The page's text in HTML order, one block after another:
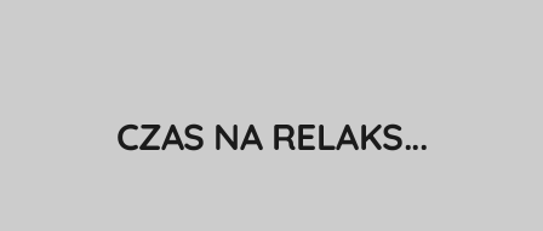
CZAS NA RELAKS...